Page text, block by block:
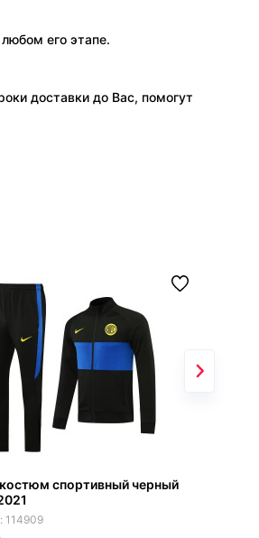
его этапе.
доставки до Вас, помогут
спортивный черный
114909